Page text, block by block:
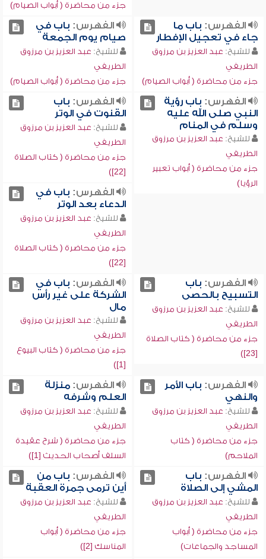
جزء من محاضرة ( أبواب الصيام)
الفهرس: باب ما
جاء في تعجيل الإفطار
للشيخ: عبد العزيز بن مرزوق
الطريفي
جزء من محاضرة ( أبواب الصيام)
الفهرس: باب في
صيام يوم الجمعة
للشيخ: عبد العزيز بن مرزوق
الطريفي
جزء من محاضرة ( أبواب الصيام)
الفهرس: باب رؤية
النبي صلى الله عليه
وسلم في المنام
للشيخ: عبد العزيز بن مرزوق
الطريفي
جزء من محاضرة ( أبواب تعبير
الرؤيا)
الفهرس: باب
القنوت في الوتر
للشيخ: عبد العزيز بن مرزوق
الطريفي
جزء من محاضرة ( كتاب الصلاة
[22])
الفهرس: باب في
الدعاء بعد الوتر
للشيخ: عبد العزيز بن مرزوق
الطريفي
جزء من محاضرة ( كتاب الصلاة
[22])
الفهرس: باب
التسبيح بالحصى
للشيخ: عبد العزيز بن مرزوق
الطريفي
جزء من محاضرة ( كتاب الصلاة
[23])
الفهرس: باب في
الشركة على غير رأس
مال
للشيخ: عبد العزيز بن مرزوق
الطريفي
جزء من محاضرة ( كتاب البيوع
[1])
الفهرس: باب الأمر
والنهي
للشيخ: عبد العزيز بن مرزوق
الطريفي
جزء من محاضرة ( كتاب
الملاحم)
الفهرس:منزلة
العلم وشرفه
للشيخ: عبد العزيز بن مرزوق
الطريفي
جزء من محاضرة ( شرح عقيدة
السلف أصحاب الحديث [1])
الفهرس: باب
المشي إلى الصلاة
للشيخ: عبد العزيز بن مرزوق
الطريفي
جزء من محاضرة ( أبواب
المساجد والجماعات)
الفهرس: باب من
أين ترمى جمرة العقبة
للشيخ: عبد العزيز بن مرزوق
الطريفي
جزء من محاضرة ( أبواب
المناسك [2])